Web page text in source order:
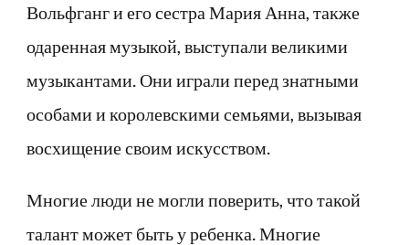
Вольфганг и его сестра Мария Анна, также
одаренная музыкой, выступали великими
музыкантами. Они играли перед знатными
особами и королевскими семьями, вызывая
восхищение своим искусством.
Многие люди не могли поверить, что такой
талант может быть у ребенка. Многие